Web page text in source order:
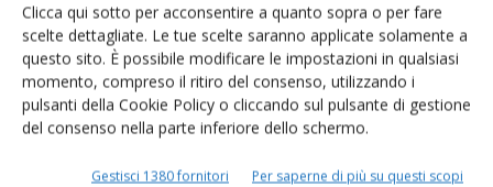
Clicca qui sotto per acconsentire a quanto sopra o per fare
scelte dettagliate. Le tue scelte saranno applicate solamente a
questo sito. È possibile modificare le impostazioni in qualsiasi
momento, compreso il ritiro del consenso, utilizzando i
pulsanti della Cookie Policy o cliccando sul pulsante di gestione
del consenso nella parte inferiore dello schermo.
Gestisci 1380 fornitori Per saperne di più su questi scopi
Fiera di Montichiari: ottimismo per il
mercato lattiero caseario
DiOrlando Fortunato 10 Agosto 2022